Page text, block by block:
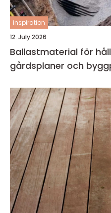
inspiration
12. July 2026
Ballastmaterial för
gårdsplaner och